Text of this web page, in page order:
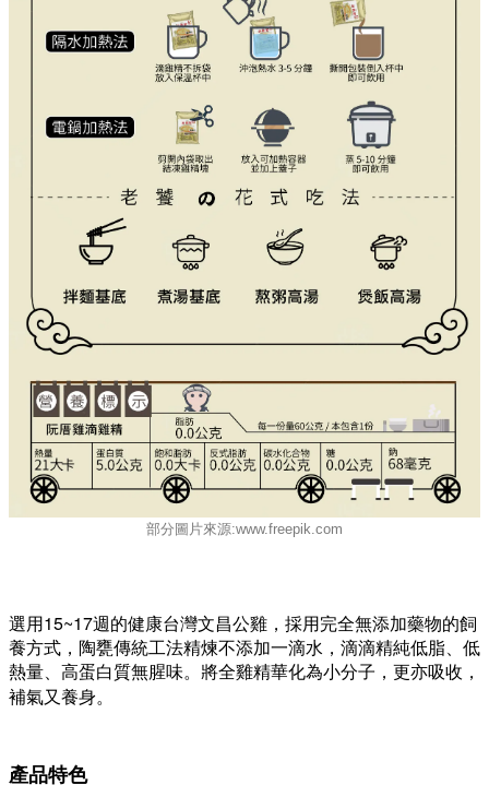
部分圖片來源:www.freepik.com
選用15~17週的健康台灣文昌公雞，採用完全無添加藥物的飼
養方式，陶甕傳統工法精煉不添加一滴水，滴滴精純低脂、低
熱量、高蛋白質無腥味。將全雞精華化為小分子，更亦吸收，
補氣又養身。
產品特色